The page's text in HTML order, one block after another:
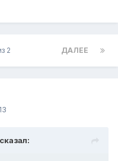
ДАЛЕЕ
2